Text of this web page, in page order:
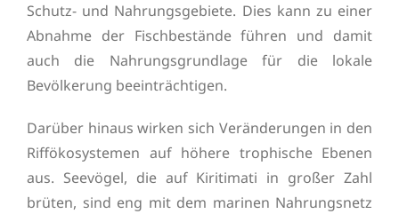
Schutz- und Nahrungsgebiete. Dies kann zu einer
Abnahme der Fischbestände führen und damit
auch die Nahrungsgrundlage für die lokale
Bevölkerung beeinträchtigen.
Darüber hinaus wirken sich Veränderungen in den
Riffökosystemen auf höhere trophische Ebenen
aus. Seevögel, die auf Kiritimati in großer Zahl
brüten, sind eng mit dem marinen Nahrungsnetz